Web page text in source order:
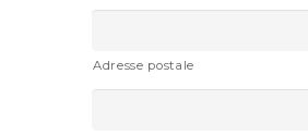
Adresse postale